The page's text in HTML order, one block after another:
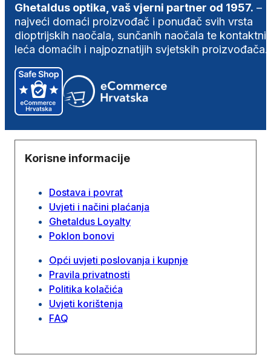
Ghetaldus optika, vaš vjerni partner od 1957. –
najveći domaći proizvođač i ponuđač svih vrsta
dioptrijskih naočala, sunčanih naočala te
leća domaćih i najpoznatijih svjetskih proizvođača.
Korisne informacije
Dostava i povrat
Uvjeti i načini plaćanja
Ghetaldus Loyalty
Poklon bonovi
Opći uvjeti poslovanja i kupnje
Pravila privatnosti
Politika kolačića
Uvjeti korištenja
FAQ